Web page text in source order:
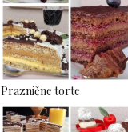
Praznične torte